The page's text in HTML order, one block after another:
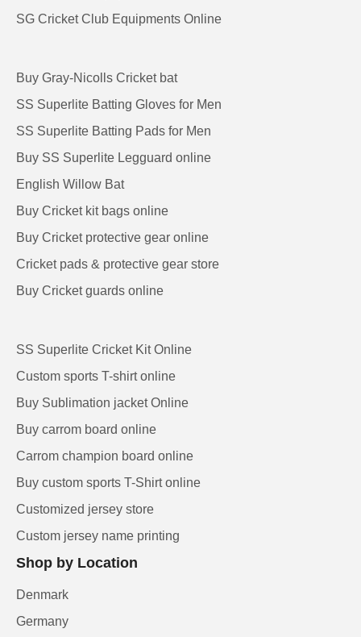
SG Cricket Club Equipments Online
Buy Gray-Nicolls Cricket bat
SS Superlite Batting Gloves for Men
SS Superlite Batting Pads for Men
Buy SS Superlite Legguard online
English Willow Bat
Buy Cricket kit bags online
Buy Cricket protective gear online
Cricket pads & protective gear store
Buy Cricket guards online
SS Superlite Cricket Kit Online
Custom sports T-shirt online
Buy Sublimation jacket Online
Buy carrom board online
Carrom champion board online
Buy custom sports T-Shirt online
Customized jersey store
Custom jersey name printing
Shop by Location
Denmark
Germany